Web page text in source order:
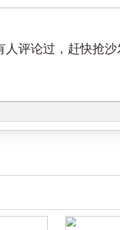
人评论过，赶快抢沙